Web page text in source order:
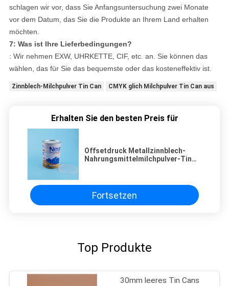
schlagen wir vor, dass Sie Anfangsuntersuchung zwei Monate
vor dem Datum, das Sie die Produkte an Ihrem Land erhalten
möchten.
7: Was ist Ihre Lieferbedingungen?
: Wir nehmen EXW, UHRKETTE, CIF, etc. an. Sie können das
wählen, das für Sie das bequemste oder das kosteneffektiv ist.
Zinnblech-Milchpulver Tin Can CMYK glich Milchpulver Tin Can aus
Erhalten Sie den besten Preis für
Offsetdruck Metallzinnblech-
Nahrungsmittelmilchpulver-Tin
Fortsetzen
Top Produkte
30mm leeres Tin Cans